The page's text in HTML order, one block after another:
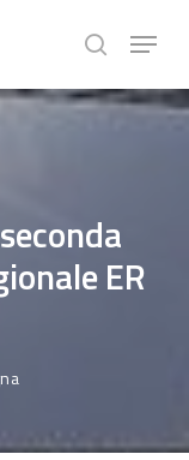
search
Menu
ER
Menu